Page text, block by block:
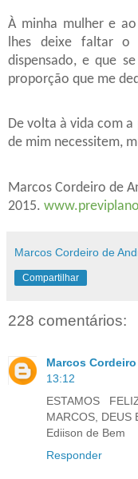
À minha mulher e
lhes deixe faltar
dispensado, e que
proporção que me
De volta à vida com
de mim necessitem,
Marcos Cordeiro de
2015.
Marcos Cordeiro de
Compartilhar
228 comentários:
Marcos
13:12
ESTAMOS
MARCOS, DEUS
​Ediison de Bem
Responder